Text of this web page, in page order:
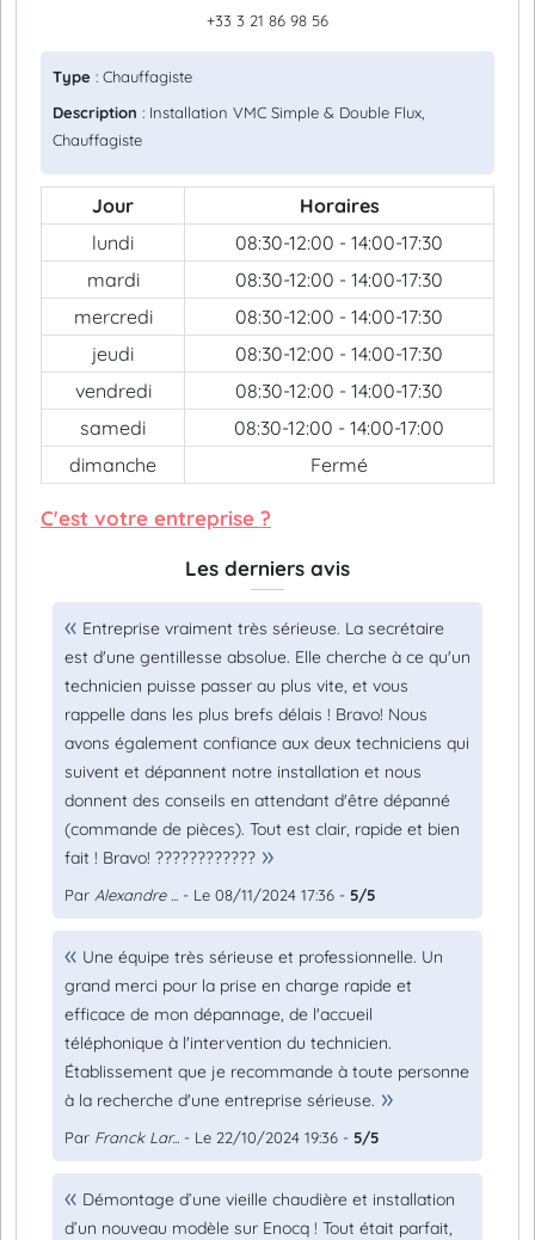
+33 3 21 86 98 56
Type : Chauffagiste
Description : Installation VMC Simple & Double Flux,
Chauffagiste
Jour
Horaires
lundi
08:30-12:00 - 14:00-17:30
mardi
08:30-12:00 - 14:00-17:30
mercredi
08:30-12:00 - 14:00-17:30
jeudi
08:30-12:00 - 14:00-17:30
vendredi
08:30-12:00 - 14:00-17:30
samedi
08:30-12:00 - 14:00-17:00
dimanche
Fermé
C'est votre entreprise ?
Les derniers avis
Entreprise vraiment très sérieuse. La secrétaire
est d'une gentillesse absolue. Elle cherche à ce qu'un
technicien puisse passer au plus vite, et vous
rappelle dans les plus brefs délais ! Bravo! Nous
avons également confiance aux deux techniciens qui
suivent et dépannent notre installation et nous
donnent des conseils en attendant d'être dépanné
(commande de pièces). Tout est clair, rapide et bien
fait ! Bravo! ????????????
Par Alexandre ... - Le 08/11/2024 17:36 - 5/5
Une équipe très sérieuse et professionnelle. Un
grand merci pour la prise en charge rapide et
efficace de mon dépannage, de l'accueil
téléphonique à l'intervention du technicien.
Établissement que je recommande à toute personne
à la recherche d'une entreprise sérieuse.
Par Franck Lar... - Le 22/10/2024 19:36 - 5/5
Démontage d’une vieille chaudière et installation
d’un nouveau modèle sur Enocq ! Tout était parfait,